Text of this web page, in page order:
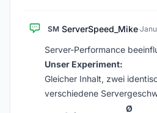
SM ServerSpeed_Mike·
Server-Performance
Unser Experiment:
Gleicher Inhalt, zwei
verschiedene
Ø